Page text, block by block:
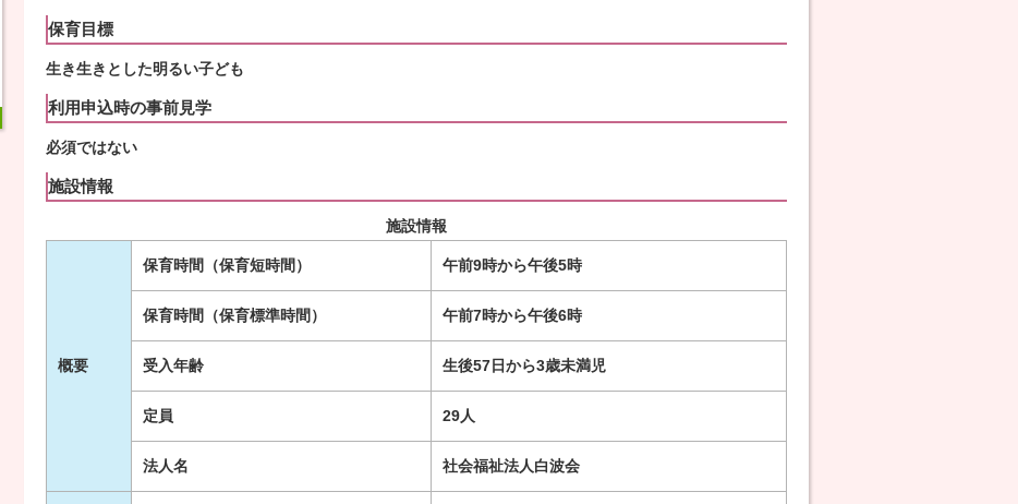
保育目標
生き生きとした明るい子ども
利用申込時の事前見学
必須ではない
施設情報
施設情報
概要
保育時間（保育短時間） 午前9時から午後5時
保育時間（保育標準時間） 午前7時から午後6時
受入年齢 生後57日から3歳未満児
定員 29人
法人名 社会福祉法人白波会